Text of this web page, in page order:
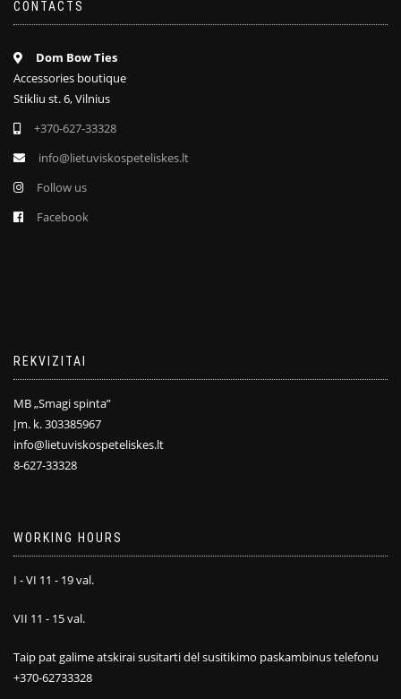
CONTACTS
Dom Bow Ties
Accessories boutique
Stikliu st. 6, Vilnius
+370-627-33328
info@lietuviskospeteliskes.lt
Follow us
Facebook
REKVIZITAI
MB „Smagi spinta”
Įm. k. 303385967
info@lietuviskospeteliskes.lt
8-627-33328
WORKING HOURS
I - VI 11 - 19 val.
VII 11 - 15 val.
Taip pat galime atskirai susitarti dėl susitikimo paskambinus telefonu
+370-62733328